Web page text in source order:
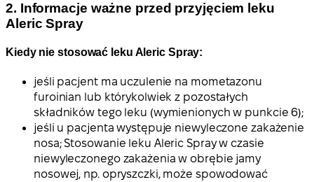
2. Informacje ważne przed przyjęciem leku
Aleric Spray
Kiedy nie stosować leku Aleric Spray:
jeśli pacjent ma uczulenie na mometazonu
furoinian lub którykolwiek z pozostałych
składników tego leku (wymienionych w punkcie 6);
jeśli u pacjenta występuje niewyleczone zakażenie
nosa; Stosowanie leku Aleric Spray w czasie
niewyleczonego zakażenia w obrębie jamy
nosowej, np. opryszczki, może spowodować